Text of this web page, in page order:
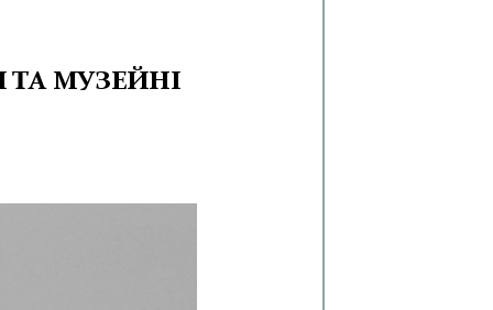
ТА МУЗЕЙНІ